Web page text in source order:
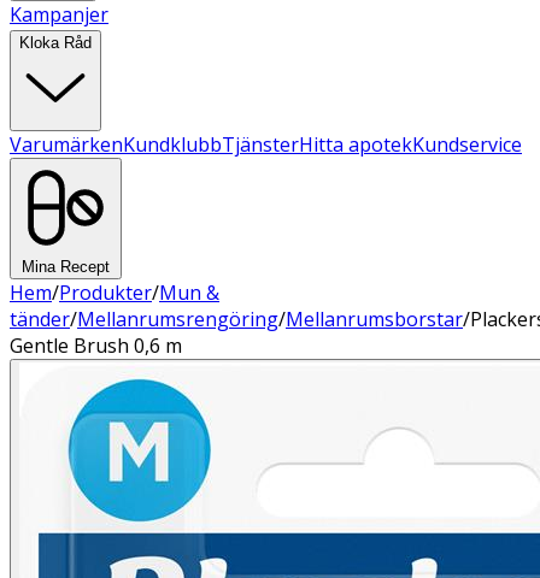
Kampanjer
Kloka Råd
VarumärkenKundklubbTjänsterHitta apotekKundservice
Mina Recept
Hem/Produkter/Mun &
tänder/Mellanrumsrengöring/Mellanrumsborstar/
Gentle Brush 0,6 m